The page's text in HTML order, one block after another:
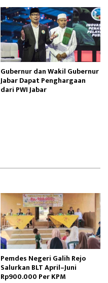
Gubernur dan Wakil Gubernur
Jabar Dapat Penghargaan
dari PWI Jabar
Pemdes Negeri Galih Rejo
Salurkan BLT April–Juni
Rp900.000 Per KPM